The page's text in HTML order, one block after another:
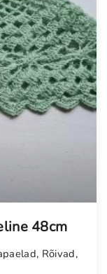
48cm
, Rõivad,